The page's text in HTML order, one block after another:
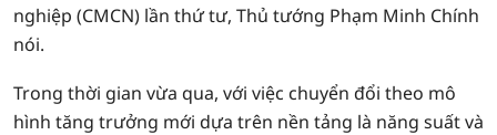
nghiệp (CMCN) lần thứ tư, Thủ tướng Phạm Minh Chính
nói.
Trong thời gian vừa qua, với việc chuyển đổi theo mô
hình tăng trưởng mới dựa trên nền tảng là năng suất và